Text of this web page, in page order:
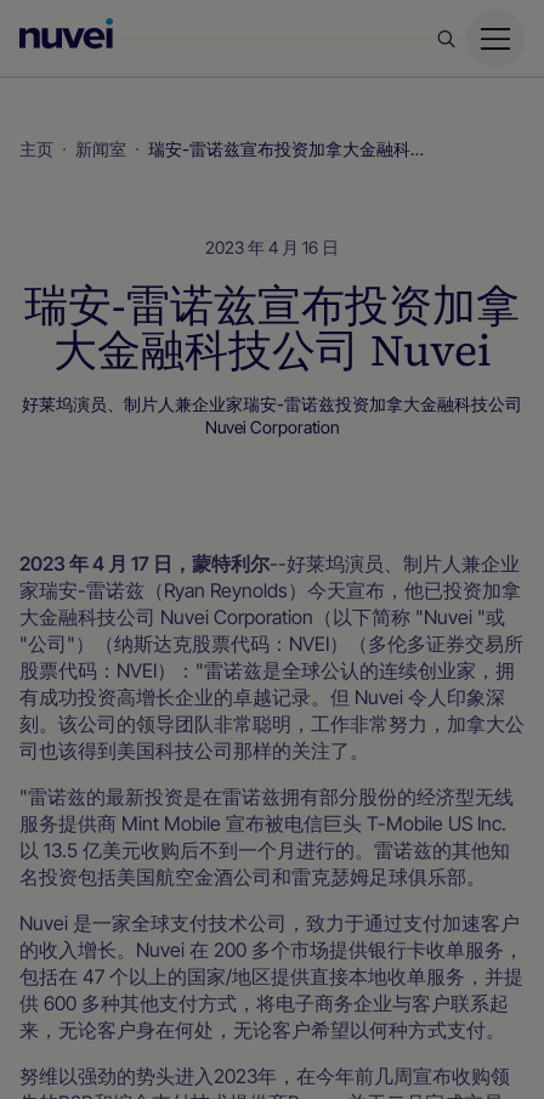
主
主页 新闻室 瑞安-雷诺兹宣布投资加拿大金融科技公司 Nuvei
2023 年 4 月 16 日
瑞安-雷诺兹宣布投资加拿
大金融科技公司 Nuvei
好莱坞演员、制片人兼企业家瑞安-雷诺兹投资加拿大金融科技公司
Nuvei Corporation
2023 年 4 月 17 日，蒙特利尔--好莱坞演员、制片人兼企业
家瑞安-雷诺兹（Ryan Reynolds）今天宣布，他已投资加拿
大金融科技公司 Nuvei Corporation（以下简称 "Nuvei "或
"公司"）（纳斯达克股票代码：NVEI）（多伦多证券交易所
股票代码：NVEI）："雷诺兹是全球公认的连续创业家，拥
有成功投资高增长企业的卓越记录。但 Nuvei 令人印象深
刻。该公司的领导团队非常聪明，工作非常努力，加拿大公
司也该得到美国科技公司那样的关注了。
"雷诺兹的最新投资是在雷诺兹拥有部分股份的经济型无线
服务提供商 Mint Mobile 宣布被电信巨头 T-Mobile US Inc.
以 13.5 亿美元收购后不到一个月进行的。雷诺兹的其他知
名投资包括美国航空金酒公司和雷克瑟姆足球俱乐部。
Nuvei 是一家全球支付技术公司，致力于通过支付加速客户
的收入增长。Nuvei 在 200 多个市场提供银行卡收单服务，
包括在 47 个以上的国家/地区提供直接本地收单服务，并提
供 600 多种其他支付方式，将电子商务企业与客户联系起
来，无论客户身在何处，无论客户希望以何种方式支付。
努维以强劲的势头进入2023年，在今年前几周宣布收购领